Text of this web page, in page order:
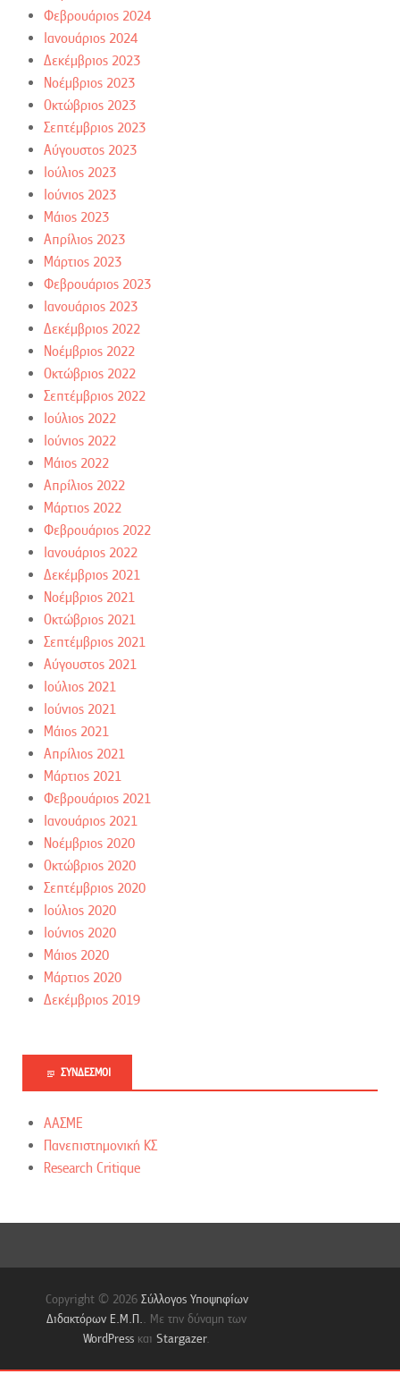
Φεβρουάριος 2024
Ιανουάριος 2024
Δεκέμβριος 2023
Νοέμβριος 2023
Οκτώβριος 2023
Σεπτέμβριος 2023
Αύγουστος 2023
Ιούλιος 2023
Ιούνιος 2023
Μάιος 2023
Απρίλιος 2023
Μάρτιος 2023
Φεβρουάριος 2023
Ιανουάριος 2023
Δεκέμβριος 2022
Νοέμβριος 2022
Οκτώβριος 2022
Σεπτέμβριος 2022
Ιούλιος 2022
Ιούνιος 2022
Μάιος 2022
Απρίλιος 2022
Μάρτιος 2022
Φεβρουάριος 2022
Ιανουάριος 2022
Δεκέμβριος 2021
Νοέμβριος 2021
Οκτώβριος 2021
Σεπτέμβριος 2021
Αύγουστος 2021
Ιούλιος 2021
Ιούνιος 2021
Μάιος 2021
Απρίλιος 2021
Μάρτιος 2021
Φεβρουάριος 2021
Ιανουάριος 2021
Νοέμβριος 2020
Οκτώβριος 2020
Σεπτέμβριος 2020
Ιούλιος 2020
Ιούνιος 2020
Μάιος 2020
Μάρτιος 2020
Δεκέμβριος 2019
ΣΎΝΔΕΣΜΟΙ
ΑΑΣΜΕ
Πανεπιστημονική ΚΣ
Research Critique
Copyright © 2026 Σύλλογος Υποψηφίων
Διδακτόρων Ε.Μ.Π.. Με την δύναμη των
WordPress καιStargazer.